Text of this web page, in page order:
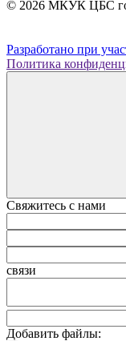
© 2026 МКУК ЦБС
Разработано при
Политика
Свяжитесь с нами
связи
Добавить файлы: